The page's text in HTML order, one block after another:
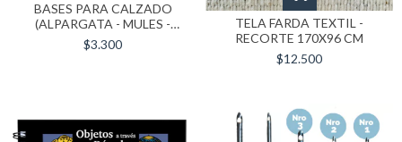
BASES PARA CALZADO
(ALPARGATA - MULES -
PANTUFLA)
$3.300
TELA FARDA TEXTIL -
RECORTE 170X96 CM
$12.500